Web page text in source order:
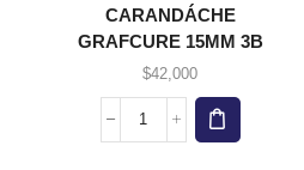
CARANDÁCHE
GRAFCURE 15MM 3B
$42,000
BARRA